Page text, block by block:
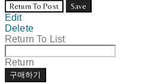
Return To Post Save
Edit
Delete
Return To List
Return
구매하기